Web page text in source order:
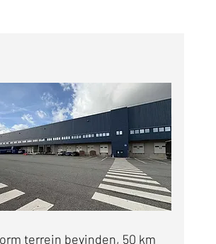
terrein bevinden, 50 km